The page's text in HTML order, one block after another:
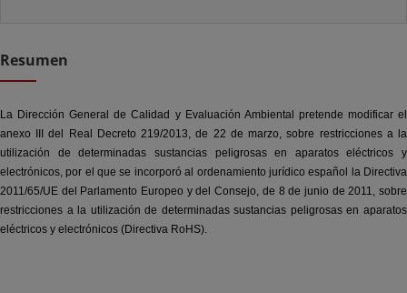
Resumen
La Dirección General de Calidad y Evaluación Ambiental pretende modificar el
anexo III del Real Decreto 219/2013, de 22 de marzo, sobre restricciones a la
utilización de determinadas sustancias peligrosas en aparatos eléctricos y
electrónicos, por el que se incorporó al ordenamiento jurídico español la Directiva
2011/65/UE del Parlamento Europeo y del Consejo, de 8 de junio de 2011, sobre
restricciones a la utilización de determinadas sustancias peligrosas en aparatos
eléctricos y electrónicos (Directiva RoHS).